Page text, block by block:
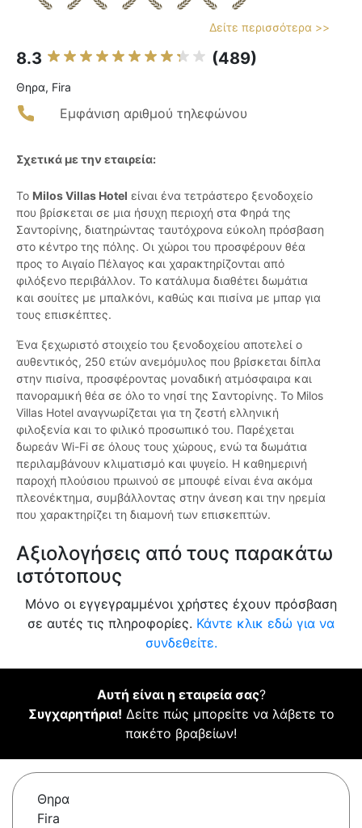
Δείτε περισσότερα >>
8.3 (489)
Θηρα, Fira
Εμφάνιση αριθμού τηλεφώνου
Σχετικά με την εταιρεία:
Το Milos Villas Hotel είναι ένα τετράστερο ξενοδοχείο
που βρίσκεται σε μια ήσυχη περιοχή στα Φηρά της
Σαντορίνης, διατηρώντας ταυτόχρονα εύκολη πρόσβαση
στο κέντρο της πόλης. Οι χώροι του προσφέρουν θέα
προς το Αιγαίο Πέλαγος και χαρακτηρίζονται από
φιλόξενο περιβάλλον. Το κατάλυμα διαθέτει δωμάτια
και σουίτες με μπαλκόνι, καθώς και πισίνα με μπαρ για
τους επισκέπτες.
Ένα ξεχωριστό στοιχείο του ξενοδοχείου αποτελεί ο
αυθεντικός, 250 ετών ανεμόμυλος που βρίσκεται δίπλα
στην πισίνα, προσφέροντας μοναδική ατμόσφαιρα και
πανοραμική θέα σε όλο το νησί της Σαντορίνης. Το Milos
Villas Hotel αναγνωρίζεται για τη ζεστή ελληνική
φιλοξενία και το φιλικό προσωπικό του. Παρέχεται
δωρεάν Wi-Fi σε όλους τους χώρους, ενώ τα δωμάτια
περιλαμβάνουν κλιματισμό και ψυγείο. Η καθημερινή
παροχή πλούσιου πρωινού σε μπουφέ είναι ένα ακόμα
πλεονέκτημα, συμβάλλοντας στην άνεση και την ηρεμία
που χαρακτηρίζει τη διαμονή των επισκεπτών.
Αξιολογήσεις από τους παρακάτω
ιστότοπους
Μόνο οι εγγεγραμμένοι χρήστες έχουν πρόσβαση
σε αυτές τις πληροφορίες. Κάντε κλικ εδώ για να
συνδεθείτε.
Αυτή είναι η εταιρεία σας?
Συγχαρητήρια! Δείτε πώς μπορείτε να λάβετε το
πακέτο βραβείων!
Θηρα
Fira